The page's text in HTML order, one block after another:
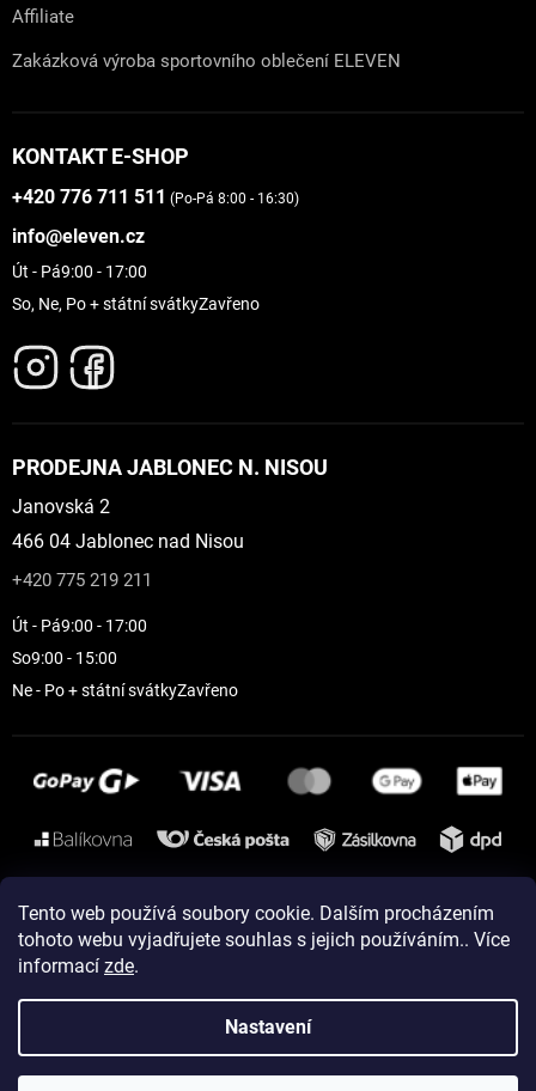
Tento web používá soubory cookie. Dalším procházením
tohoto webu vyjadřujete souhlas s jejich používáním.. Více
informací zde.
Nastavení
Affiliate
Zakázková výroba sportovního oblečení ELEVEN
KONTAKT E-SHOP
+420 776 711 511 (Po-Pá 8:00 - 16:30)
info@eleven.cz
Út - Pá9:00 - 17:00
So, Ne, Po + státní svátkyZavřeno
PRODEJNA JABLONEC N. NISOU
Janovská 2
466 04 Jablonec nad Nisou
+420 775 219 211
Út - Pá9:00 - 17:00
So9:00 - 15:00
Ne - Po + státní svátkyZavřeno
Instagram
Vytvořil Shoptet
Copyright 2026ELEVEN sportswear. Všechna práva vyhrazena.